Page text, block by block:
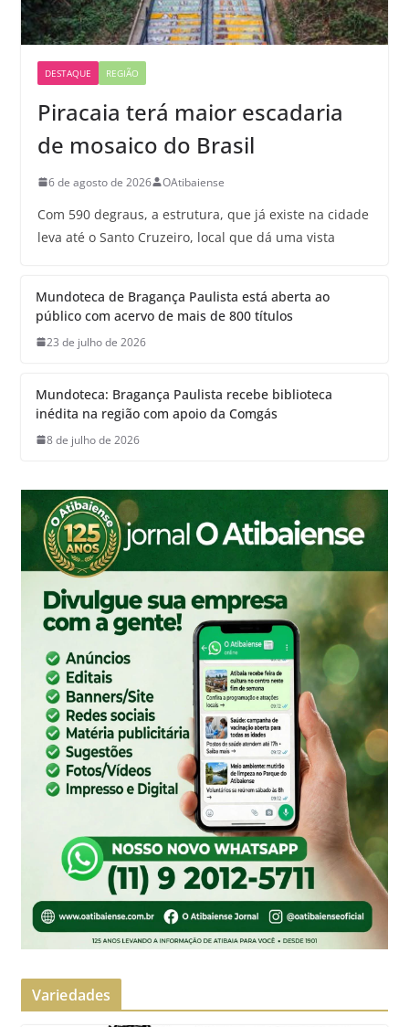
DESTAQUE REGIÃO
Piracaia terá maior escadaria
de mosaico do Brasil
6 de agosto de 2026 OAtibaiense
Com 590 degraus, a estrutura, que já existe na cidade
leva até o Santo Cruzeiro, local que dá uma vista
Mundoteca de Bragança Paulista está aberta ao
público com acervo de mais de 800 títulos
23 de julho de 2026
Mundoteca: Bragança Paulista recebe biblioteca
inédita na região com apoio da Comgás
8 de julho de 2026
Variedades